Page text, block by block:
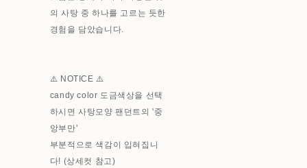
의 사탕 중 하나를 고르는 듯한
경험을 담았습니다.
⚠️ NOTICE ⚠️
candy color 도금색상을 선택
하시면 사탕모양 팬던트의 '중
앙부만'
부분적으로 색감이 입혀집니
다! (상세컷 참고)